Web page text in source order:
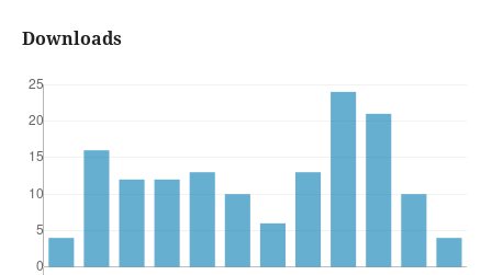
Downloads